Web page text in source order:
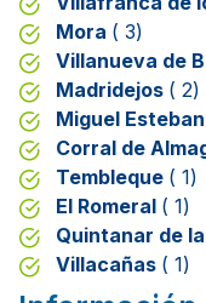
Mora ( 3)
Villanueva de
Madridejos ( 2)
Miguel Esteban
Corral de
Tembleque ( 1)
El Romeral ( 1)
Quintanar de
Villacañas ( 1)